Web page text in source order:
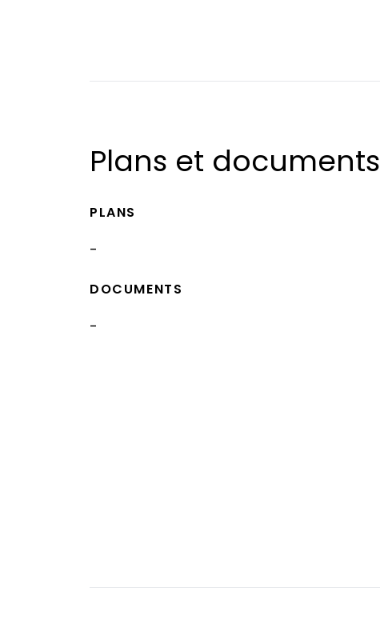
Plans et documents
PLANS
-
DOCUMENTS
-